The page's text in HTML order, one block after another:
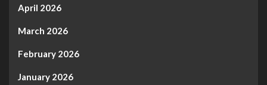
April 2026
March 2026
February 2026
January 2026